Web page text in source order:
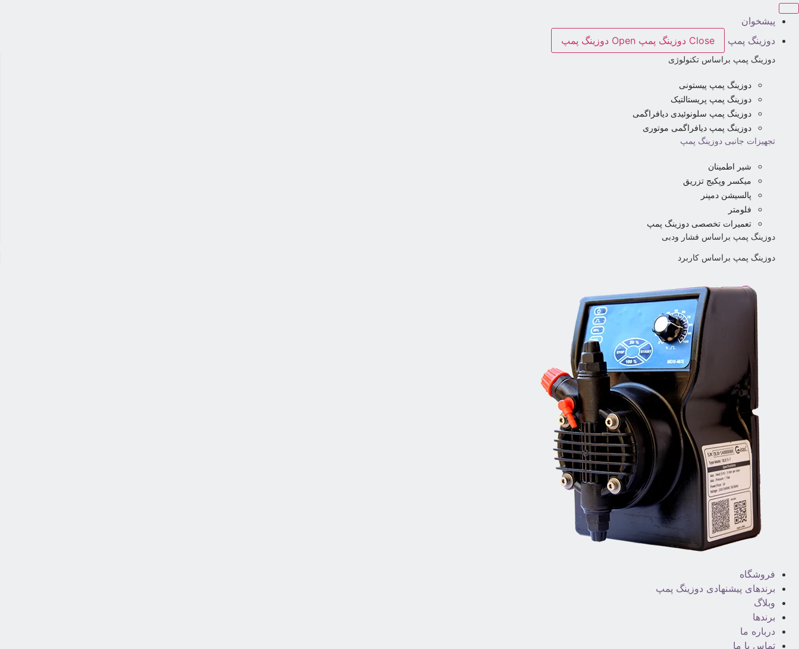
پیشخوان
دوزینگ پمپ
Close دوزینگ پمپ Open دوزینگ پمپ
دوزینگ پمپ براساس تکنولوژی
دوزینگ پمپ پیستونی
دوزینگ پمپ پریستالتیک
دوزینگ پمپ سلونوئیدی دیافراگمی
دوزینگ پمپ دیافراگمی موتوری
تجهیزات جانبی دوزینگ پمپ
شیر اطمینان
میکسر وپکیج تزریق
پالسیشن دمپنر
فلومتر
تعمیرات تخصصی دوزینگ پمپ
دوزینگ پمپ براساس فشار ودبی
دوزینگ پمپ براساس کاربرد
فروشگاه
برندهای پیشنهادی دوزینگ پمپ
وبلاگ
برندها
درباره ما
تماس با ما